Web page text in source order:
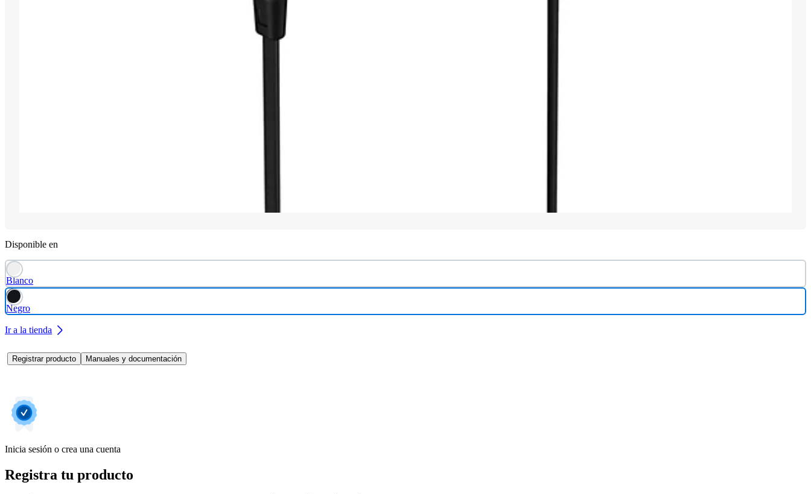
Disponible en
Blanco
Negro
Ir a la tienda
Registrar producto Manuales y documentación
Inicia sesión o crea una cuenta
Registra tu producto